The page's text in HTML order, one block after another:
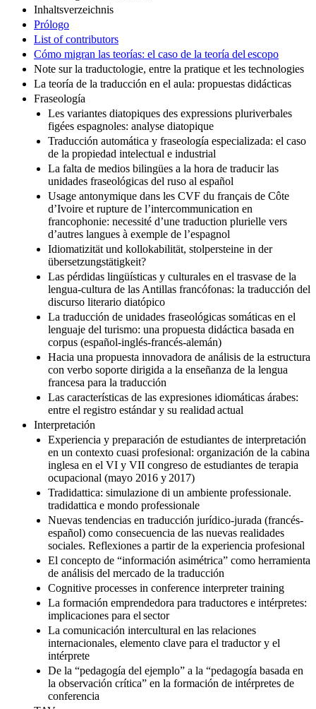
Zitierfähigkeit des eBooks
Inhaltsverzeichnis
Prólogo
List of contributors
Cómo migran las teorías: el caso de la teoría del escopo
Note sur la traductologie, entre la pratique et les technologies
La teoría de la traducción en el aula: propuestas didácticas
Fraseología
Les variantes diatopiques des expressions pluriverbales
figées espagnoles: analyse diatopique
Traducción automática y fraseología especializada: el caso
de la propiedad intelectual e industrial
La falta de medios bilingües a la hora de traducir las
unidades fraseológicas del ruso al español
Usage antonymique dans les CVF du français de Côte
d’Ivoire et rupture de l’intercommunication en
francophonie: necessité d’une traduction plurielle vers
d’autres langues à exemple de l’espagnol
Idiomatizität und kollokabilität, stolpersteine in der
übersetzungstätigkeit?
Las pérdidas lingüísticas y culturales en el trasvase de la
lengua-cultura de las Antillas francófonas: la traducción del
discurso literario diatópico
La traducción de unidades fraseológicas somáticas en el
lenguaje del turismo: una propuesta didáctica basada en
corpus (español-inglés-francés-alemán)
Hacia una propuesta innovadora de análisis de la estructura
con verbo soporte dirigida a la enseñanza de la lengua
francesa para la traducción
Las características de las expresiones idiomáticas árabes:
entre el registro estándar y su realidad actual
Interpretación
Experiencia y preparación de estudiantes de interpretación
en un contexto cuasi profesional: organización de la cabina
inglesa en el VI y VII congreso de estudiantes de terapia
ocupacional (mayo 2016 y 2017)
Tradidattica: simulazione di un ambiente professionale.
tradidattica e mondo professionale
Nuevas tendencias en traducción jurídico-jurada (francés-
español) como consecuencia de las nuevas realidades
sociales. Reflexiones a partir de la experiencia profesional
El concepto de “información asimétrica” como herramienta
de análisis del mercado de la traducción
Cognitive processes in conference interpreter training
La formación emprendedora para traductores e intérpretes:
implicaciones para el sector
La comunicación intercultural en las relaciones
internacionales, elemento clave para el traductor y el
intérprete
De la “pedagogía del ejemplo” a la “pedagogía basada en
la observación crítica” en la formación de intérpretes de